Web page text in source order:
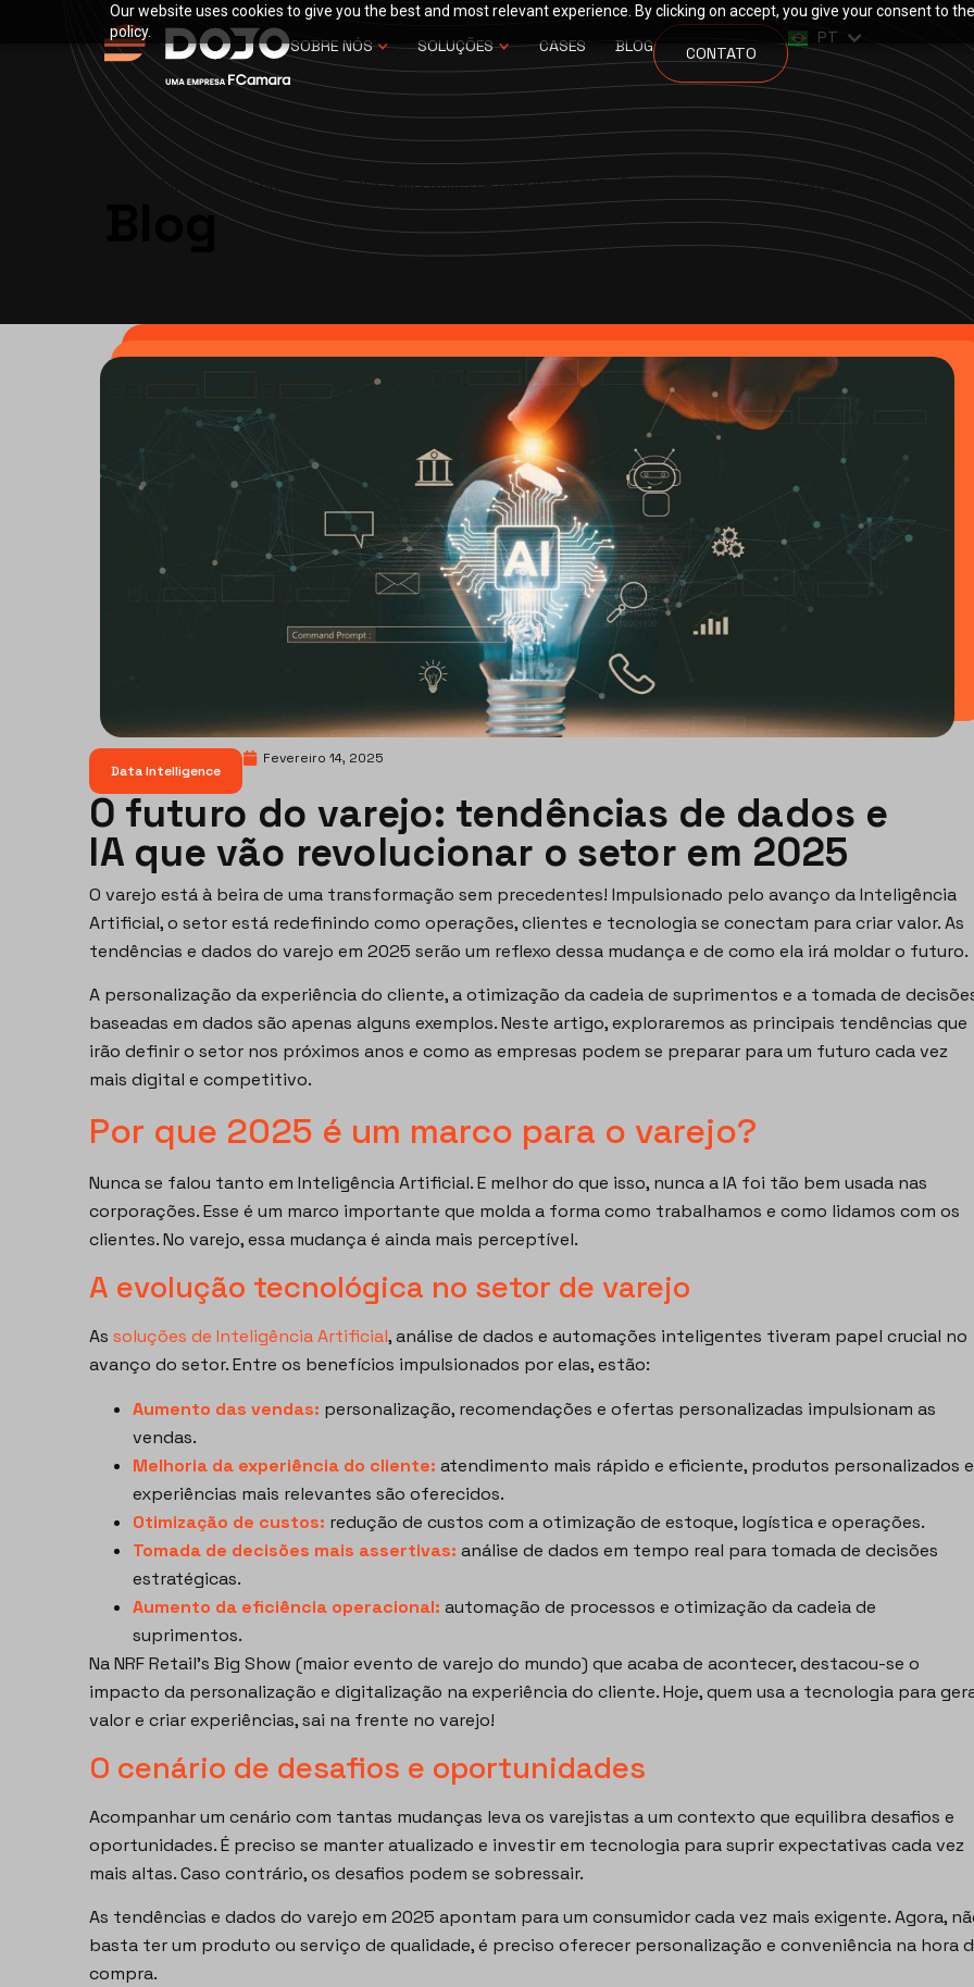
Our website uses cookies to give you the best and most relevant experience. By clicking on accept, you give your consent to
policy.
SOBRE NÓS SOLUÇÕES CASES BLOG CONTATO
PT
EN
ES
>BLOG>O FUTURO DO VAREJO: TENDÊNCIAS DE DADOS E IA QUE VÃO REVOLUCIONAR O SETOR EM 2025
Blog
Data Intelligence
Fevereiro 14, 2025
O futuro do varejo: tendências de dados e
IA que vão revolucionar o setor em 2025
O varejo está à beira de uma transformação sem precedentes! Impulsionado pelo avanço da Inteligência
Artificial, o setor está redefinindo como operações, clientes e tecnologia se conectam para criar valor. As
tendências e dados do varejo em 2025 serão um reflexo dessa mudança e de como ela irá moldar o futuro.
A personalização da experiência do cliente, a otimização da cadeia de suprimentos e a tomada de
baseadas em dados são apenas alguns exemplos. Neste artigo, exploraremos as principais tendências que
irão definir o setor nos próximos anos e como as empresas podem se preparar para um futuro cada vez
mais digital e competitivo.
Por que 2025 é um marco para o varejo?
Nunca se falou tanto em Inteligência Artificial. E melhor do que isso, nunca a IA foi tão bem usada nas
corporações. Esse é um marco importante que molda a forma como trabalhamos e como lidamos com os
clientes. No varejo, essa mudança é ainda mais perceptível.
A evolução tecnológica no setor de varejo
As soluções de Inteligência Artificial, análise de dados e automações inteligentes tiveram papel crucial no
avanço do setor. Entre os benefícios impulsionados por elas, estão:
Aumento das vendas: personalização, recomendações e ofertas personalizadas impulsionam as
vendas.
Melhoria da experiência do cliente: atendimento mais rápido e eficiente, produtos personalizados e
experiências mais relevantes são oferecidos.
Otimização de custos: redução de custos com a otimização de estoque, logística e operações.
Tomada de decisões mais assertivas: análise de dados em tempo real para tomada de decisões
estratégicas.
Aumento da eficiência operacional: automação de processos e otimização da cadeia de
suprimentos.
Na NRF Retail’s Big Show (maior evento de varejo do mundo) que acaba de acontecer, destacou-se o
impacto da personalização e digitalização na experiência do cliente. Hoje, quem usa a tecnologia para
valor e criar experiências, sai na frente no varejo!
O cenário de desafios e oportunidades
Acompanhar um cenário com tantas mudanças leva os varejistas a um contexto que equilibra desafios e
oportunidades. É preciso se manter atualizado e investir em tecnologia para suprir expectativas cada vez
mais altas. Caso contrário, os desafios podem se sobressair.
As tendências e dados do varejo em 2025 apontam para um consumidor cada vez mais exigente. Agora,
basta ter um produto ou serviço de qualidade, é preciso oferecer personalização e conveniência na hora
compra.